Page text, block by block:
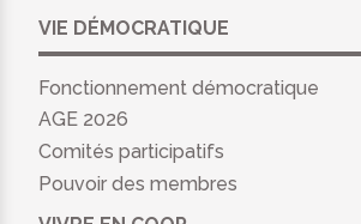
VIE DÉMOCRATIQUE
Fonctionnement démocratique
AGE 2026
Comités participatifs
Pouvoir des membres